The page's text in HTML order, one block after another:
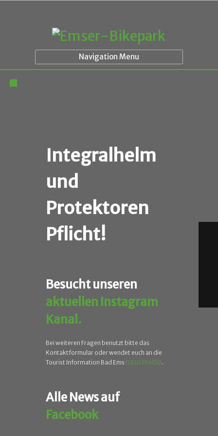
Navigation Menu
Integralhelm
und
Protektoren
Pflicht!
Besucht unseren
aktuellen Instagram
Kanal.
Bei weiteren Fragen benutzt bitte das
Kontaktformular oder wendet euch an die
Tourist Information Bad Ems 0260394150.
Alle News auf
Facebook